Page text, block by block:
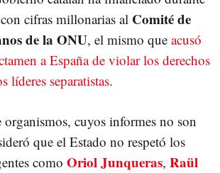
cifras millonarias al Comité de
de la ONU, el mismo que acusó
a España de violar los derechos
líderes separatistas.
organismos, cuyos informes no son
que el Estado no respetó los
como Oriol Junqueras, Raül